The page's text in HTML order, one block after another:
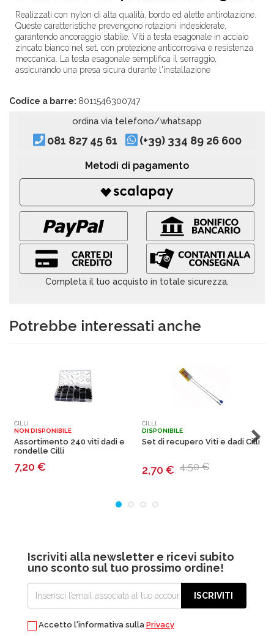
Realizzati con nylon di alta qualità, bordo ed alette antirotazione.
Queste caratteristiche prevengono rotazioni indesiderate,
garantendo ancoraggio stabile. Viti a testa esagonale in acciaio
zincato bianco nel set, con protezione anticorrosiva e resistenza
meccanica. La testa esagonale semplifica il serraggio,
assicurando una presa sicura durante l'installazione
Codice a barre: 8011546300747
ordina via telefono/whatsapp
081 827 45 61 (+39) 334 89 26 600
Metodi di pagamento
Completa il tuo acquisto in totale sicurezza.
Potrebbe interessati anche
CILLI
NON DISPONIBILE
Assortimento 240 viti dadi e
rondelle Cilli
7,20 €
CILLI
DISPONIBILE
Set di recupero Viti e dadi Cilli
2,70 € 4,50 €
Iscriviti alla newsletter e ricevi subito
uno sconto sul tuo prossimo ordine!
ISCRIVITI
Accetto l'informativa sulla Privacy